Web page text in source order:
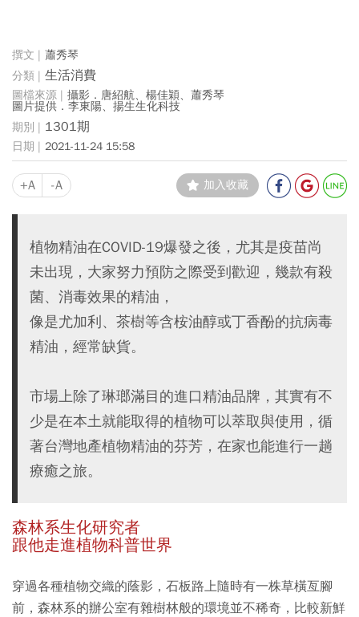
蕭秀琴
生活消費
攝影．唐紹航、楊佳穎、蕭秀琴
圖片提供．李東陽、揚生生化科技
1301期
2021-11-24 15:58
+A -A 加入收藏
植物精油在COVID-19爆發之後，尤其是疫苗尚
未出現，大家努力預防之際受到歡迎，幾款有殺
菌、消毒效果的精油，
像是尤加利、茶樹等含桉油醇或丁香酚的抗病毒
精油，經常缺貨。
市場上除了琳瑯滿目的進口精油品牌，其實有不
少是在本土就能取得的植物可以萃取與使用，循
著台灣地產植物精油的芬芳，在家也能進行一趟
療癒之旅。
森林系生化研究者
跟他走進植物科普世界
穿過各種植物交織的蔭影，石板路上隨時有一株草橫亙腳
前，森林系的辦公室有雜樹林般的環境並不稀奇，比較新鮮